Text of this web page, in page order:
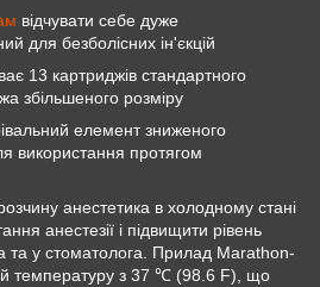
відчувати себе дуже
для безболісних ін'єкцій
13 картриджів стандартного
збільшеного розміру
елемент зниженого
використання протягом
анестетика в холодному стані
анестезії і підвищити рівень
та у стоматолога. Прилад Marathon-
температуру з 37 ℃ (98.6 F), що